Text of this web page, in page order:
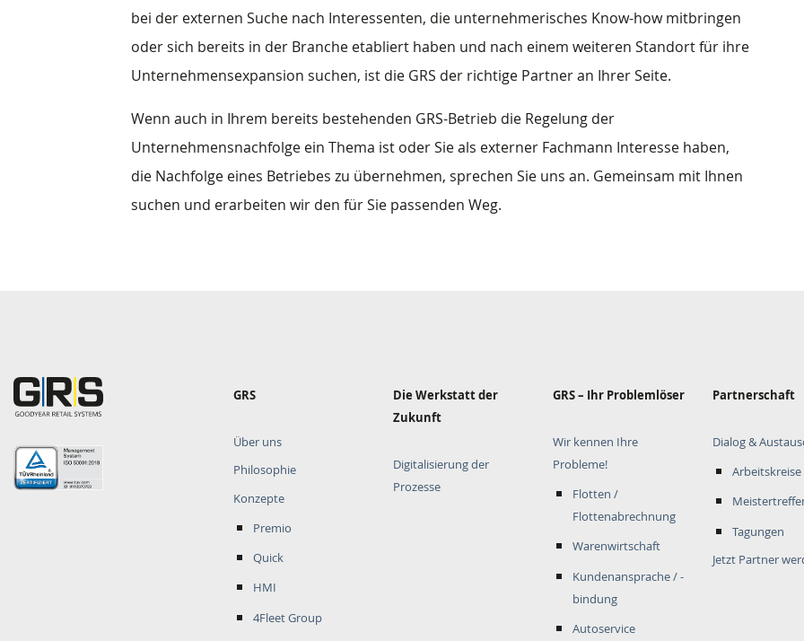
bei der externen Suche nach Interessenten, die unternehmerisches Know-how mitbringen
oder sich bereits in der Branche etabliert haben und nach einem weiteren Standort für ihre
Unternehmensexpansion suchen, ist die GRS der richtige Partner an Ihrer Seite.
Wenn auch in Ihrem bereits bestehenden GRS-Betrieb die Regelung der
Unternehmensnachfolge ein Thema ist oder Sie als externer Fachmann Interesse haben,
die Nachfolge eines Betriebes zu übernehmen, sprechen Sie uns an. Gemeinsam mit Ihnen
suchen und erarbeiten wir den für Sie passenden Weg.
HauptnavigationGRS
Über uns
Philosophie
Konzepte
Premio
Quick
HMI
4Fleet Group
Die Werkstatt der
Zukunft
Digitalisierung der
Prozesse
GRS – Ihr Problemlöser
Wir kennen Ihre
Probleme!
Flotten /
Flottenabrechnung
Warenwirtschaft
Kundenansprache / -
bindung
Autoservice
Partnerschaft
Dialog &
Arbeitskreise
Tagungen
Jetzt Partner